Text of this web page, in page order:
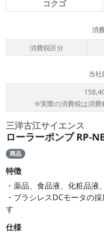
コクゴ
消
消費税区分
当社
※実際の消費税は消費
三洋古江サイエンス
ローラーポンプ RP-
商品
特徴
・薬品、食品液、化粧品液
・ブラシレスDCモータの
す
仕様